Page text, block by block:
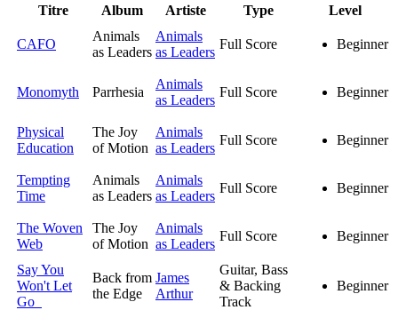
Titre Album Artiste Type Level
CAFO
Animals
as Leaders
Animals
as Leaders
Full Score Beginner
Monomyth Parrhesia
Animals
as Leaders
Full Score Beginner
Physical
Education
The Joy
of Motion
Animals
as Leaders
Full Score Beginner
Tempting
Time
Animals
as Leaders
Animals
as Leaders
Full Score Beginner
The Woven
Web
The Joy
of Motion
Animals
as Leaders
Full Score Beginner
Say You
Won't Let
Go
Back from
the Edge
James
Arthur
Guitar, Bass
& Backing
Track
Beginner